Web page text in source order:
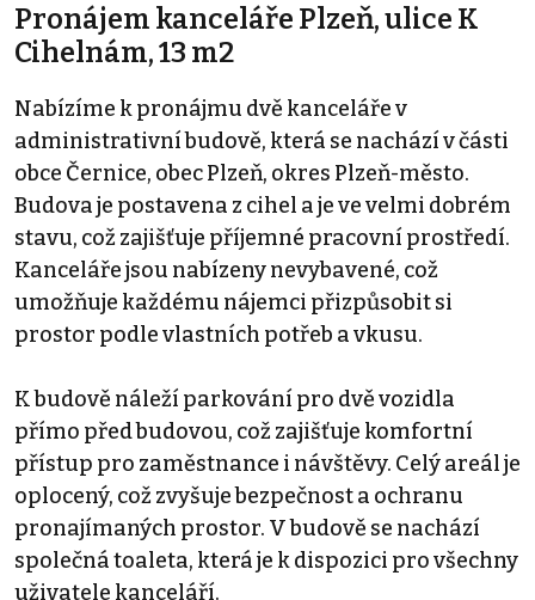
Pronájem kanceláře Plzeň, ulice K
Cihelnám, 13 m2
Nabízíme k pronájmu dvě kanceláře v
administrativní budově, která se nachází v části
obce Černice, obec Plzeň, okres Plzeň-město.
Budova je postavena z cihel a je ve velmi dobrém
stavu, což zajišťuje příjemné pracovní prostředí.
Kanceláře jsou nabízeny nevybavené, což
umožňuje každému nájemci přizpůsobit si
prostor podle vlastních potřeb a vkusu.
K budově náleží parkování pro dvě vozidla
přímo před budovou, což zajišťuje komfortní
přístup pro zaměstnance i návštěvy. Celý areál je
oplocený, což zvyšuje bezpečnost a ochranu
pronajímaných prostor. V budově se nachází
společná toaleta, která je k dispozici pro všechny
uživatele kanceláří.